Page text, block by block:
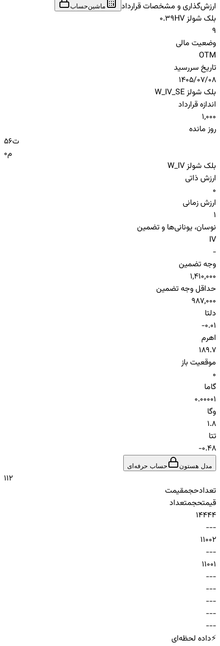
ارزش‌گذاری و مشخصات قرارداد
ماشین‌حساب
بلک شولز HV
0.39
9
وضعیت مالی
OTM
تاریخ سررسید
1405/07/08
بلک شولز W_IV_SE
اندازه قرارداد
1,000
روز مانده
56ت
0م
بلک شولز W_IV
ارزش ذاتی
0
ارزش زمانی
1
نوسان، یونانی‌ها و تضمین
IV
-
وجه تضمین
1,410,000
حداقل وجه تضمین
987,000
دلتا
-0.01
اهرم
189.7
موقعیت باز
0
گاما
0.00001
وگا
1.8
تتا
-0.48
مدل هستون حساب حرفه‌ای
112
تعدادحجمقیمت
قیمتحجمتعداد
14444
-
-
-
11002
-
-
-
11001
-
-
-
-
-
-
-
-
-
-
-
-
-
-
-
⚡داده لحظه‌ای